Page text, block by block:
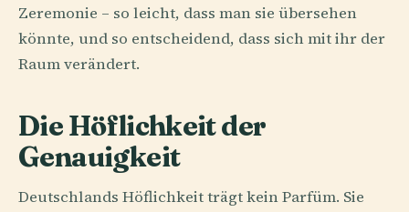
Zeremonie – so leicht, dass man sie übersehen
könnte, und so entscheidend, dass sich mit ihr der
Raum verändert.
Die Höflichkeit der
Genauigkeit
Deutschlands Höflichkeit trägt kein Parfüm. Sie